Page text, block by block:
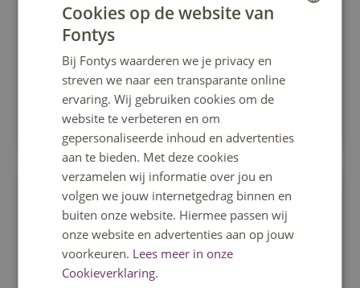
Versterk je online marketingvaardigheden in 18
weken. Leer over SEO, contentstrategie en AI-tools
en pas deze meteen in de praktijk toe.
Tilburg
Cursus
Cookies op de website van
Fontys
Bij Fontys waarderen we je privacy en
streven we naar een transparante online
ervaring. Wij gebruiken cookies om de
website te verbeteren en om
gepersonaliseerde inhoud en advertenties
aan te bieden. Met deze cookies
verzamelen wij informatie over jou en
volgen we jouw internetgedrag binnen en
buiten onze website. Hiermee passen wij
onze website en advertenties aan op jouw
voorkeuren. Lees meer in onze
Cookieverklaring.